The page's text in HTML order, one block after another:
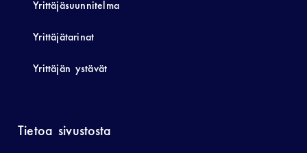
Yrittäjäsuunnitelma
Yrittäjätarinat
Yrittäjän ystävät
Tietoa sivustosta